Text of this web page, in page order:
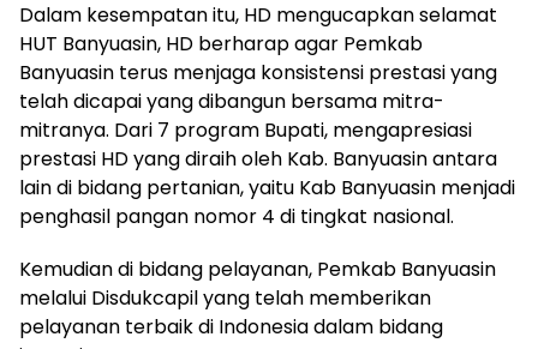
Dalam kesempatan itu, HD mengucapkan selamat
HUT Banyuasin, HD berharap agar Pemkab
Banyuasin terus menjaga konsistensi prestasi yang
telah dicapai yang dibangun bersama mitra-
mitranya. Dari 7 program Bupati, mengapresiasi
prestasi HD yang diraih oleh Kab. Banyuasin antara
lain di bidang pertanian, yaitu Kab Banyuasin menjadi
penghasil pangan nomor 4 di tingkat nasional.
Kemudian di bidang pelayanan, Pemkab Banyuasin
melalui Disdukcapil yang telah memberikan
pelayanan terbaik di Indonesia dalam bidang